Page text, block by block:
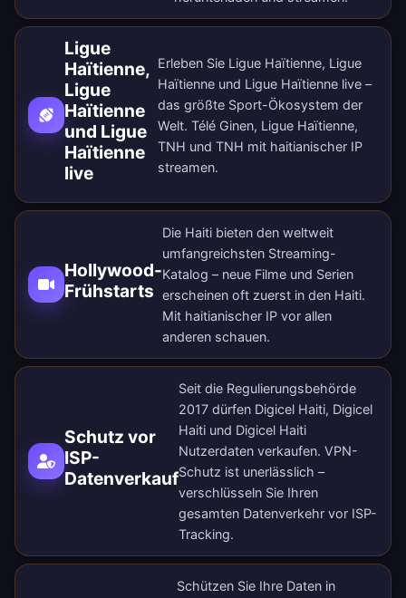
Ligue
Haïtienne,
Ligue
Haïtienne
und Ligue
Haïtienne
live
Erleben Sie Ligue Haïtienne, Ligue
Haïtienne und Ligue Haïtienne live –
das größte Sport-Ökosystem der
Welt. Télé Ginen, Ligue Haïtienne,
TNH und TNH mit haitianischer IP
streamen.
Hollywood-
Frühstarts
Die Haiti bieten den weltweit
umfangreichsten Streaming-
Katalog – neue Filme und Serien
erscheinen oft zuerst in den Haiti.
Mit haitianischer IP vor allen
anderen schauen.
Schutz vor
ISP-
Datenverkauf
Seit die Regulierungsbehörde
2017 dürfen Digicel Haiti, Digicel
Haiti und Digicel Haiti
Nutzerdaten verkaufen. VPN-
Schutz ist unerlässlich –
verschlüsseln Sie Ihren
gesamten Datenverkehr vor ISP-
Tracking.
Schützen Sie Ihre Daten in